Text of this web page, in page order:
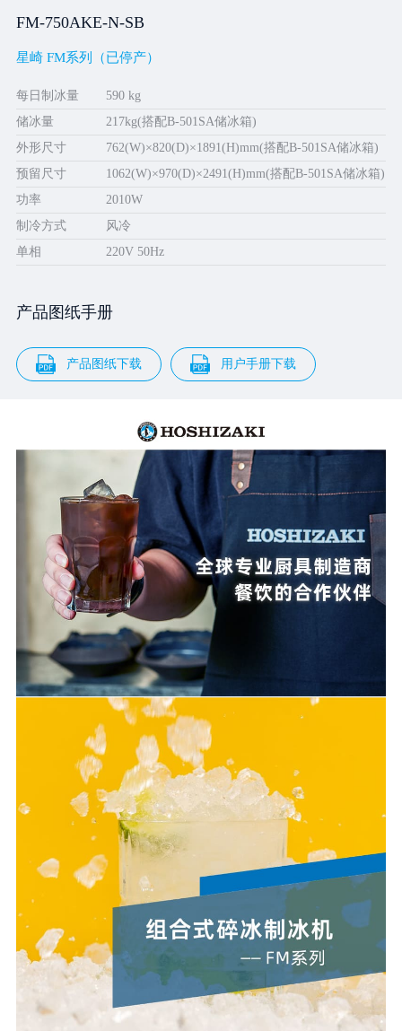
FM-750AKE-N-SB
星崎 FM系列（已停产）
每日制冰量
590 kg
储冰量
217kg(搭配B-501SA储冰箱)
外形尺寸
762(W)×820(D)×1891(H)mm(搭配B-501SA储冰箱)
预留尺寸
1062(W)×970(D)×2491(H)mm(搭配B-501SA储冰箱)
功率
2010W
制冷方式
风冷
单相
220V 50Hz
产品图纸手册
产品图纸下载 用户手册下载